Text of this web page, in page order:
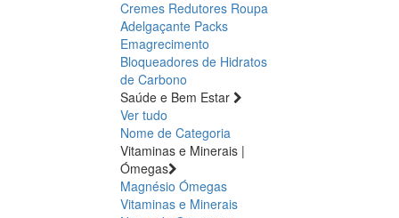
Cremes Redutores Roupa
Adelgaçante Packs
Emagrecimento
Bloqueadores de Hidratos
de Carbono
Saúde e Bem Estar
Ver tudo
Nome de Categoria
Vitaminas e Minerais |
Ómegas
Magnésio Ómegas
Vitaminas e Minerais